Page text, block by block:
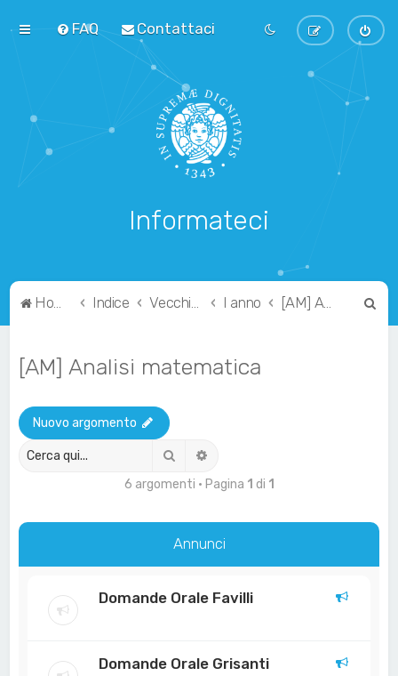
FAQ Contattaci
Informateci
Home Indice Vecchio Ordinamento I anno [AM] Analisi matematica
[AM] Analisi matematica
Nuovo argomento
Cerca
6 argomenti • Pagina 1 di 1
Annunci
Domande Orale Favilli
Domande Orale Grisanti